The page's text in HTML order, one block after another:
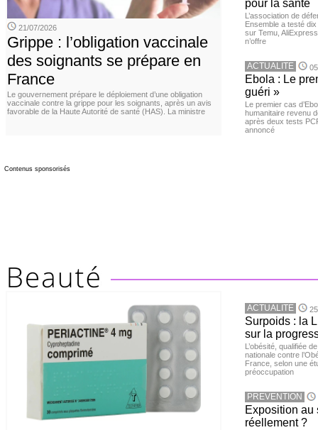
21/07/2026
Grippe : l’obligation vaccinale
des soignants se prépare en
France
Le gouvernement prépare le déploiement d’une obligation
vaccinale contre la grippe pour les soignants, après un avis
favorable de la Haute Autorité de santé (HAS). La ministre
pour la santé
L’association de
Ensemble a testé
sur Temu,
n’offre
ACTUALITE
Ebola : Le
guéri »
Le premier cas
humanitaire revenu
après deux tests
annoncé
Contenus sponsorisés
ACTUALITE
Surpoids : la
sur la
L’obésité, qualifiée
nationale contre
France, selon une
préoccupation
PREVENTION
Exposition au
réellement ?